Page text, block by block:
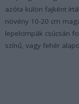
azóta külön fajként
növény 10-20 cm
lepelcimpák csúcsán
színű, vagy fehér